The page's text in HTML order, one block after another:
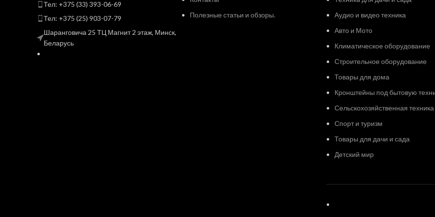
Тел: +375 (33) 393-06-69
Тел: +375 (25) 903-07-79
Шаранговича 25 ТЦ Магнит 2 этаж, Минск,
Беларусь
Полезные статьи и обзоры.
Аудио и видео техника
Авто и Мото
Климатическое оборудование
Строительное оборудование
Товары для дома
Кронштейны под бытовую
Сельскохозяйственная техника
Спорт и туризм
Товары для дачи и сада
Детский мир